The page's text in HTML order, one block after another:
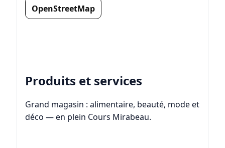
OpenStreetMap
Produits et services
Grand magasin : alimentaire, beauté, mode et
déco — en plein Cours Mirabeau.